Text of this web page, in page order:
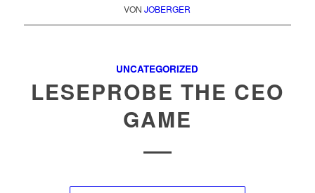
VONJOBERGER
UNCATEGORIZED
LESEPROBE THE CEO
GAME